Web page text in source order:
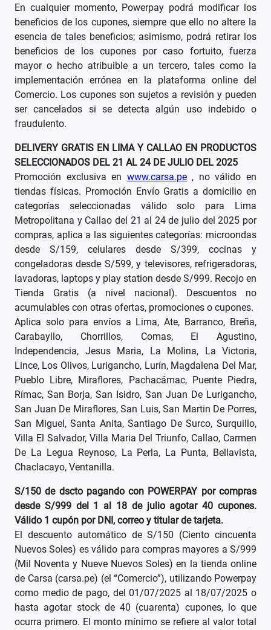
En cualquier momento, Powerpay podrá modificar los
beneficios de los cupones, siempre que ello no altere la
esencia de tales beneficios; asimismo, podrá retirar los
beneficios de los cupones por caso fortuito, fuerza
mayor o hecho atribuible a un tercero, tales como la
implementación errónea en la plataforma online del
Comercio. Los cupones son sujetos a revisión y pueden
ser cancelados si se detecta algún uso indebido o
fraudulento.
DELIVERY GRATIS EN LIMA Y CALLAO EN PRODUCTOS
SELECCIONADOS DEL 21 AL 24 DE JULIO DEL 2025
Promoción exclusiva en www.carsa.pe, no válido en
tiendas físicas. Promoción Envío Gratis a domicilio en
categorías seleccionadas válido solo para Lima
Metropolitana y Callao del 21 al 24 de julio del 2025 por
compras, aplica a las siguientes categorías: microondas
desde S/159, celulares desde S/399, cocinas y
congeladoras desde S/599, y televisores, refrigeradoras,
lavadoras, laptops y play station desde S/999. Recojo en
Tienda Gratis (a nivel nacional). Descuentos no
acumulables con otras ofertas, promociones o cupones.
Aplica solo para envíos a Lima, Ate, Barranco, Breña,
Carabayllo, Chorrillos, Comas, El Agustino,
Independencia, Jesus Maria, La Molina, La Victoria,
Lince, Los Olivos, Lurigancho, Lurín, Magdalena Del Mar,
Pueblo Libre, Miraflores, Pachacámac, Puente Piedra,
Rímac, San Borja, San Isidro, San Juan De Lurigancho,
San Juan De Miraflores, San Luis, San Martin De Porres,
San Miguel, Santa Anita, Santiago De Surco, Surquillo,
Villa El Salvador, Villa Maria Del Triunfo, Callao, Carmen
De La Legua Reynoso, La Perla, La Punta, Bellavista,
Chaclacayo, Ventanilla.
S/150 de dscto pagando con POWERPAY por compras
desde S/999 del 1 al 18 de julio agotar 40 cupones.
Válido 1 cupón por DNI, correo y titular de tarjeta.
El descuento automático de S/150 (Ciento cincuenta
Nuevos Soles) es válido para compras mayores a S/999
(Mil Noventa y Nueve Nuevos Soles) en la tienda online
de Carsa (carsa.pe) (el “Comercio”), utilizando Powerpay
como medio de pago, del 01/07/2025 al 18/07/2025 o
hasta agotar stock de 40 (cuarenta) cupones, lo que
ocurra primero. El monto mínimo se refiere al valor total